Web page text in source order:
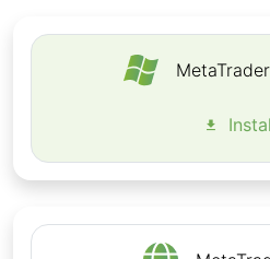
diferentes productos
de trading avanzado que
los Pares Mayores,
Indices, Acciones y
funciones:
indicadores técnicos